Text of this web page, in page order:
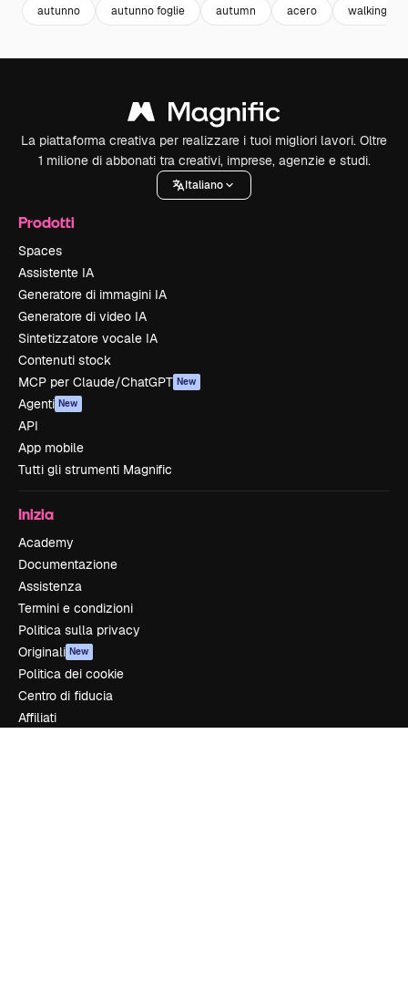
autunno autunno foglie autumn acero walking
La piattaforma creativa per realizzare i tuoi migliori lavori. Oltre
1 milione di abbonati tra creativi, imprese, agenzie e studi.
Italiano
Prodotti
Spaces
Assistente IA
Generatore di immagini IA
Generatore di video IA
Sintetizzatore vocale IA
Contenuti stock
MCP per Claude/ChatGPT New
Agenti New
API
App mobile
Tutti gli strumenti Magnific
Inizia
Academy
Documentazione
Assistenza
Termini e condizioni
Politica sulla privacy
Originali New
Politica dei cookie
Centro di fiducia
Affiliati